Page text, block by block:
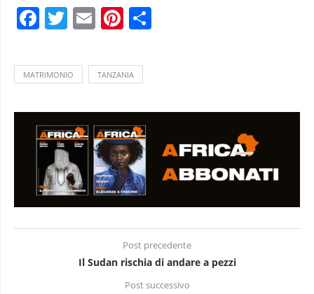
Facebook
Twitter
EmailPinterest
MATRIMONIO TANZANIA
Post precedente
Il Sudan rischia di andare a pezzi
Post successivo